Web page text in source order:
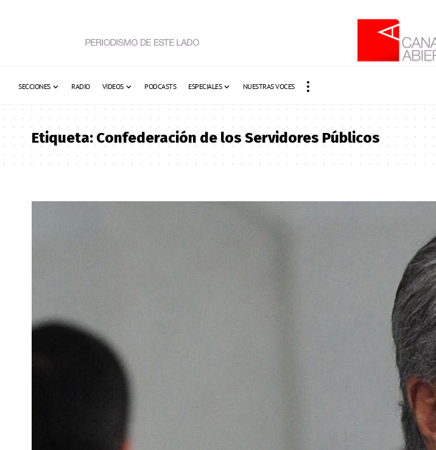
SECCIONES RADIO VIDEOS PODCASTS ESPECIALES NUESTRAS VOCES
Etiqueta:Confederación de los Servidores Públicos